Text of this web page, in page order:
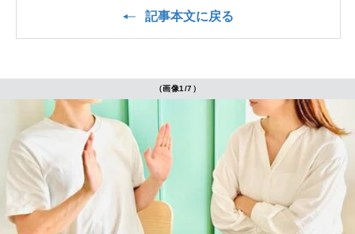
記事本文に戻る
（画像1/7）